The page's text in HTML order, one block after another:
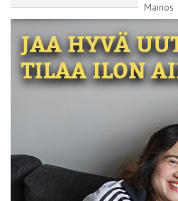
Mainos